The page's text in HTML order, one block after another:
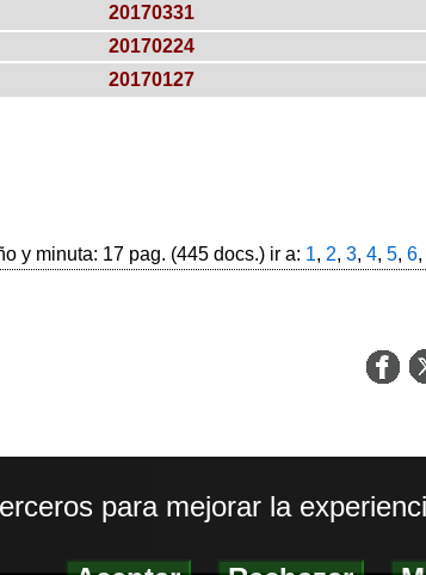
20170331
20170224
20170127
y minuta: 17 pag. (445 docs.) ir a: 1, 2, 3, 4, 5, 6,
para mejorar la